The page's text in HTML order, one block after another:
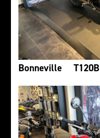
Bonneville